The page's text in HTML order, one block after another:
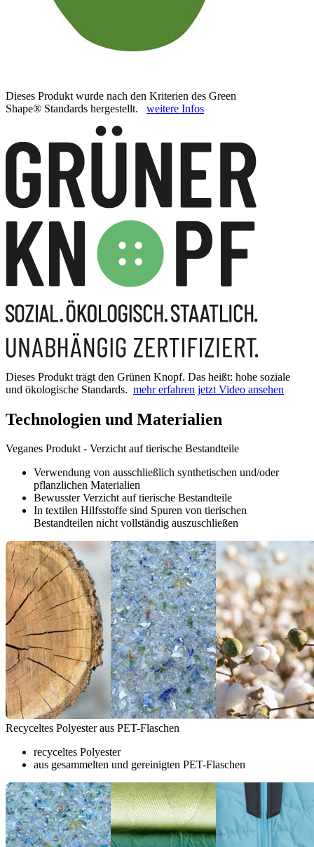
Dieses Produkt wurde nach den Kriterien des Green
Shape® Standards hergestellt. weitere Infos
Dieses Produkt trägt den Grünen Knopf. Das heißt: hohe soziale
und ökologische Standards. mehr erfahren jetzt Video ansehen
Technologien und Materialien
Veganes Produkt - Verzicht auf tierische Bestandteile
Verwendung von ausschließlich synthetischen und/oder
pflanzlichen Materialien
Bewusster Verzicht auf tierische Bestandteile
In textilen Hilfsstoffe sind Spuren von tierischen
Bestandteilen nicht vollständig auszuschließen
Recyceltes Polyester aus PET-Flaschen
recyceltes Polyester
aus gesammelten und gereinigten PET-Flaschen